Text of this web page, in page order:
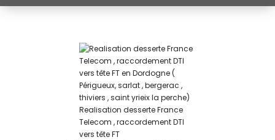
Realisation desserte France
Telecom , raccordement DTI
vers tête FT